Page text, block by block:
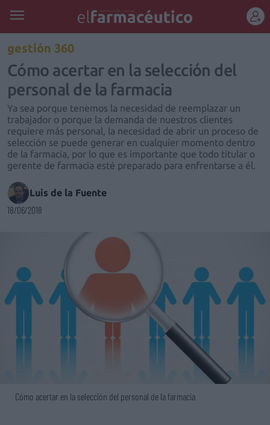
gestión 360
Cómo acertar en la selección del
personal de la farmacia
Ya sea porque tenemos la necesidad de reemplazar un
trabajador o porque la demanda de nuestros clientes
requiere más personal, la necesidad de abrir un proceso de
selección se puede generar en cualquier momento dentro
de la farmacia, por lo que es importante que todo titular o
gerente de farmacia esté preparado para enfrentarse a él.
Luis de la Fuente
18/06/2018
Cómo acertar en la selección del personal de la farmacia